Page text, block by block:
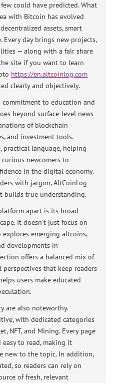
could have predicted. What
with Bitcoin has evolved
assets, smart
day brings new projects,
— along with a fair share
site if you want to learn
https://en.altcoinlog.com
clearly and objectively.
to education and
beyond surface-level news
of blockchain
and investment tools.
language, helping
newcomers to
in the digital economy.
with jargon, AltCoinLog
builds true understanding.
apart is its broad
It doesn’t just focus on
emerging altcoins,
developments in
offers a balanced mix of
that keep readers
users make educated
are also noteworthy.
with dedicated categories
NFT, and Mining. Every page
to read, making it
new to the topic. In addition,
so readers can rely on
of fresh, relevant